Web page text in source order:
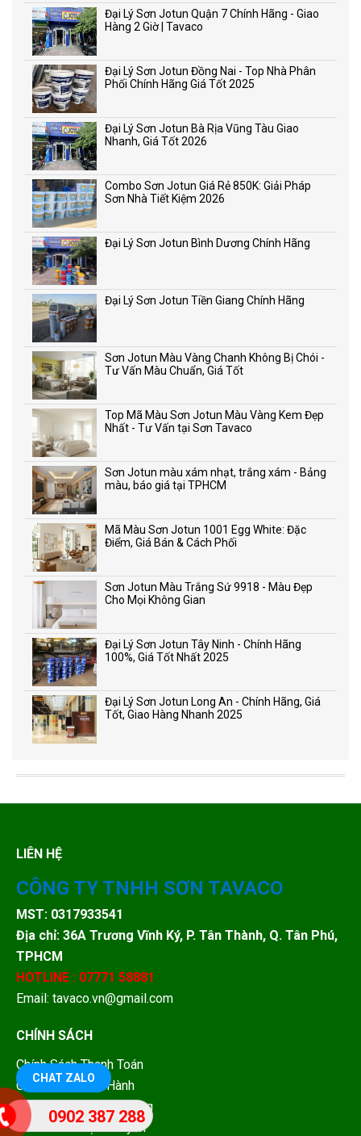
Đại Lý Sơn Jotun Quận 7 Chính Hãng - Giao
Hàng 2 Giờ | Tavaco
Đại Lý Sơn Jotun Đồng Nai - Top Nhà Phân
Phối Chính Hãng Giá Tốt 2025
Đại Lý Sơn Jotun Bà Rịa Vũng Tàu Giao
Nhanh, Giá Tốt 2026
Combo Sơn Jotun Giá Rẻ 850K: Giải Pháp
Sơn Nhà Tiết Kiệm 2026
Đại Lý Sơn Jotun Bình Dương Chính Hãng
Đại Lý Sơn Jotun Tiền Giang Chính Hãng
Sơn Jotun Màu Vàng Chanh Không Bị Chói -
Tư Vấn Màu Chuẩn, Giá Tốt
Top Mã Màu Sơn Jotun Màu Vàng Kem Đẹp
Nhất - Tư Vấn tại Sơn Tavaco
Sơn Jotun màu xám nhạt, trắng xám - Bảng
màu, báo giá tại TPHCM
Mã Màu Sơn Jotun 1001 Egg White: Đặc
Điểm, Giá Bán & Cách Phối
Sơn Jotun Màu Trắng Sứ 9918 - Màu Đẹp
Cho Mọi Không Gian
Đại Lý Sơn Jotun Tây Ninh - Chính Hãng
100%, Giá Tốt Nhất 2025
Đại Lý Sơn Jotun Long An - Chính Hãng, Giá
Tốt, Giao Hàng Nhanh 2025
LIÊN HỆ
CÔNG TY TNHH SƠN TAVACO
MST: 0317933541
Địa chỉ: 36A Trương Vĩnh Ký, P. Tân Thành, Q. Tân Phú,
TPHCM
HOTLINE : 07771 58881
Email: tavaco.vn@gmail.com
CHÍNH SÁCH
Chính Sách Thanh Toán
Chính Sách Bảo Hành
Chính Sách Đổi Trả Hàng
Chính Sách Vận Chuyển
CHAT ZALO
0902 387 288